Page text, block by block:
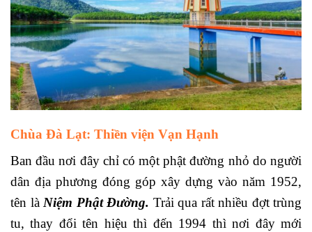
Chùa Đà Lạt: Thiền viện Vạn Hạnh
Ban đầu nơi đây chỉ có một phật đường nhỏ do người
dân địa phương đóng góp xây dựng vào năm 1952,
tên là Niệm Phật Đường. Trải qua rất nhiều đợt trùng
tu, thay đổi tên hiệu thì đến 1994 thì nơi đây mới